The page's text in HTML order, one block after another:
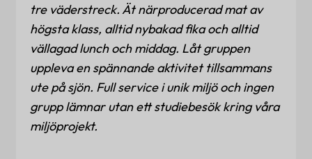
tre väderstreck. Ät närproducerad mat av
högsta klass, alltid nybakad fika och alltid
vällagad lunch och middag. Låt gruppen
uppleva en spännande aktivitet tillsammans
ute på sjön. Full service i unik miljö och ingen
grupp lämnar utan ett studiebesök kring våra
miljöprojekt.